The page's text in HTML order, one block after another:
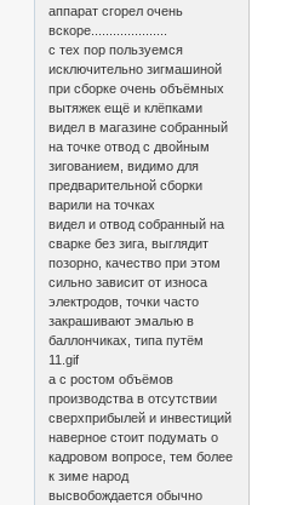
аппарат сгорел очень
вскоре.....................
с тех пор пользуемся
исключительно зигмашиной
при сборке очень объёмных
вытяжек ещё и клёпками
видел в магазине собранный
на точке отвод с двойным
зигованием, видимо для
предварительной сборки
варили на точках
видел и отвод собранный на
сварке без зига, выглядит
позорно, качество при этом
сильно зависит от износа
электродов, точки часто
закрашивают эмалью в
баллончиках, типа путём
11.gif
а с ростом объёмов
производства в отсутствии
сверхприбылей и инвестиций
наверное стоит подумать о
кадровом вопросе, тем более
к зиме народ
высвобождается обычно